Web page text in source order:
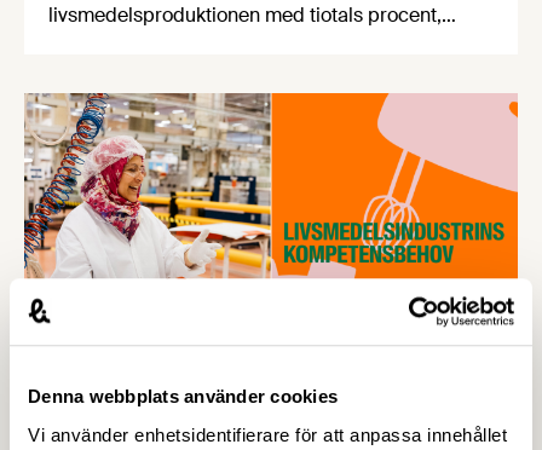
Denna webbplats använder cookies
Vi använder enhetsidentifierare för att anpassa innehållet
livsmedelsproduktionen med tiotals procent,
biologisk mångfald. Det visar rapporten Grön
uppväxling som i dag överlämnas till regeringen
av Livsmedelsföretagen, Arla, Lantmännen, Scan
Sverige och LRF.